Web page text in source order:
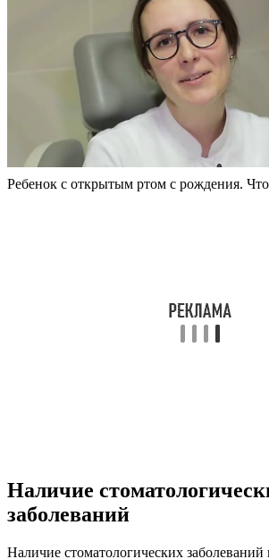
Ребенок с открытым ртом с рождения. Что
Наличие
заболеваний
Наличие стоматологических